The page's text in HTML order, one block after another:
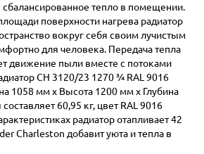
тепло в помещении.
поверхности нагрева радиатор
вокруг себя своим лучистым
для человека. Передача тепла
движение пыли вместе с потоками
CH 3120/23 1270 ¾ RAL 9016
1058 мм х Высота 1200 мм х Глубина
60,95 кг, цвет RAL 9016
радиатор отапливает 42
Charleston добавит уюта и тепла в